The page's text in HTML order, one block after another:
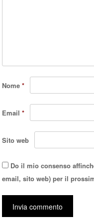
Nome*
Email*
Sito web
Do il mio consenso
email, sito web) per il